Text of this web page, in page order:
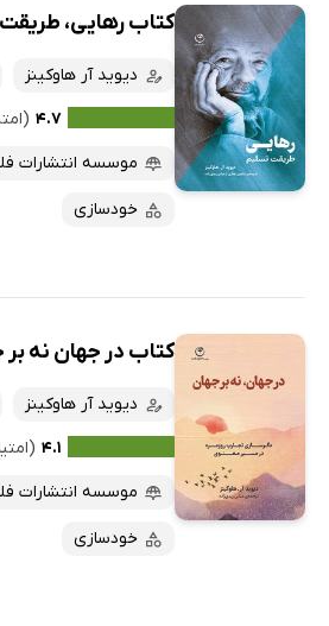
کتاب رهایی،
دیوید آر هاوکینز
۴.۷ (امتیاز
موسسه انتشارات
خودسازی
کتاب در جهان نه بر
دیوید آر هاوکینز
۴.۱ (امتیاز ۱۸
موسسه انتشارات
خودسازی